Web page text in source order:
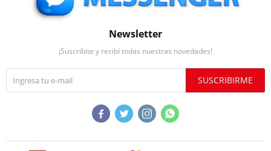
Newsletter
¡Suscribite y recibí todas nuestras novedades!
SUSCRIBIRME
   